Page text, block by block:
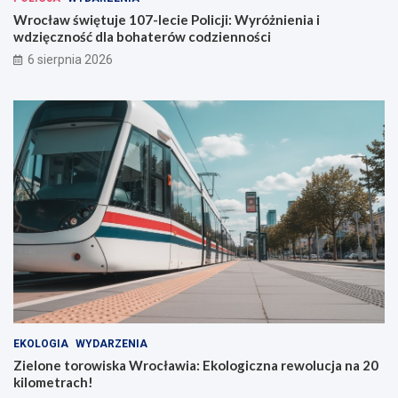
w
i
u
Wrocław świętuje 107-lecie Policji: Wyróżnienia i
wdzięczność dla bohaterów codzienności
6 sierpnia 2026
EKOLOGIA WYDARZENIA
Zielone torowiska Wrocławia: Ekologiczna rewolucja na 20
kilometrach!